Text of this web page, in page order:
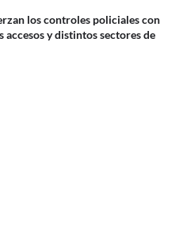
los controles policiales con
accesos y distintos sectores de